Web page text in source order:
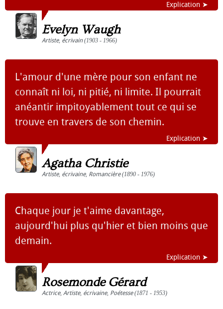
Explication ➤
Evelyn Waugh
Artiste, écrivain(1903 - 1966)
L'amour d'une mère pour son enfant ne
connaît ni loi, ni pitié, ni limite. Il pourrait
anéantir impitoyablement tout ce qui se
trouve en travers de son chemin.
Explication ➤
Agatha Christie
Artiste, écrivaine, Romancière(1890 - 1976)
Chaque jour je t'aime davantage,
aujourd'hui plus qu'hier et bien moins que
demain.
Explication ➤
Rosemonde Gérard
Actrice, Artiste, écrivaine, Poétesse(1871 - 1953)